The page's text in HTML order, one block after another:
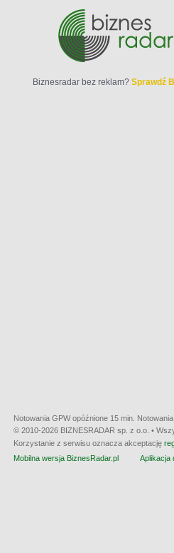
Biznesradar bez reklam? Sprawdź
Notowania GPW opóźnione 15 min.
© 2010-2026 BIZNESRADAR sp. z o.o. •
Korzystanie z serwisu oznacza akceptację
Mobilna wersja BiznesRadar.pl
Aplikacja